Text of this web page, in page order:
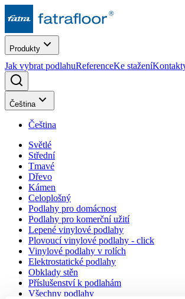
Produkty
Jak vybrat podlahuReferenceKe stažení
Čeština
Čeština
Světlé
Střední
Tmavé
Dřevo
Kámen
Celoplošný
Podlahy pro domácnost
Podlahy pro komerční užití
Lepené vinylové podlahy
Plovoucí vinylové podlahy - click
Vinylové podlahy v rolích
Elektrostatické podlahy
Obklady stěn
Příslušenství k podlahám
Všechny podlahy